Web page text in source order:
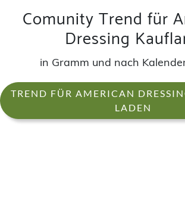
Comunity Trend für
Dressing
in Gramm und nach
TREND FÜR AMERICAN
LADEN